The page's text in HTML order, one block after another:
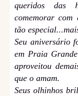
queridos das
comemorar com
tão
Seu aniversário
em Praia
aproveitou
que o amam.
Seus olhinhos